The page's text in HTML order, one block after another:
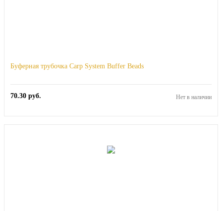
Буферная трубочка Carp System Buffer Beads
70.30 руб. Нет в наличии